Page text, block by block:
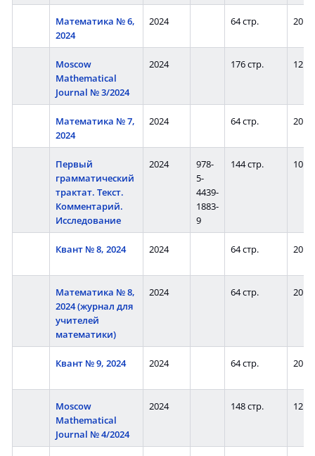
Математика № 6,
2024
2024 64 стр. 20
Moscow
Mathematical
Journal № 3/2024
2024 176 стр. 12
Математика № 7,
2024
2024 64 стр. 20
Первый
грамматический
трактат. Текст.
Комментарий.
Исследование
2024
978-
5-
4439-
1883-
9
144 стр. 10
Квант № 8, 2024 2024 64 стр. 20
Математика № 8,
2024 (журнал для
учителей
математики)
2024 64 стр. 20
Квант № 9, 2024 2024 64 стр. 20
Moscow
Mathematical
Journal № 4/2024
2024 148 стр. 12